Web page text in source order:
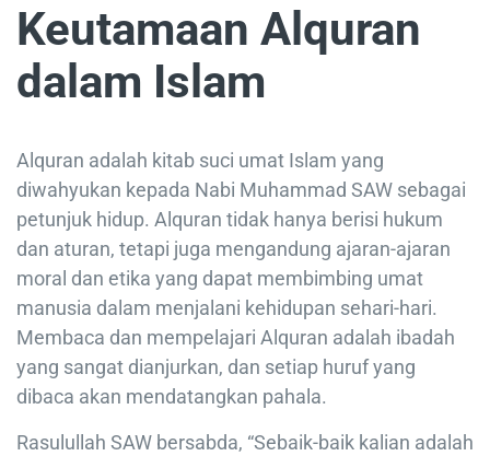
Keutamaan Alquran
dalam Islam
Alquran adalah kitab suci umat Islam yang
diwahyukan kepada Nabi Muhammad SAW sebagai
petunjuk hidup. Alquran tidak hanya berisi hukum
dan aturan, tetapi juga mengandung ajaran-ajaran
moral dan etika yang dapat membimbing umat
manusia dalam menjalani kehidupan sehari-hari.
Membaca dan mempelajari Alquran adalah ibadah
yang sangat dianjurkan, dan setiap huruf yang
dibaca akan mendatangkan pahala.
Rasulullah SAW bersabda, “Sebaik-baik kalian adalah